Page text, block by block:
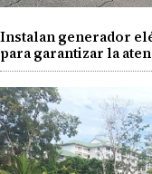
Instalan generador
para garantizar la